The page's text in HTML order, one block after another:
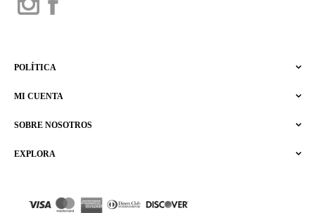
EXPLORA
SOBRE NOSOTROS
MI CUENTA
POLÍTICA